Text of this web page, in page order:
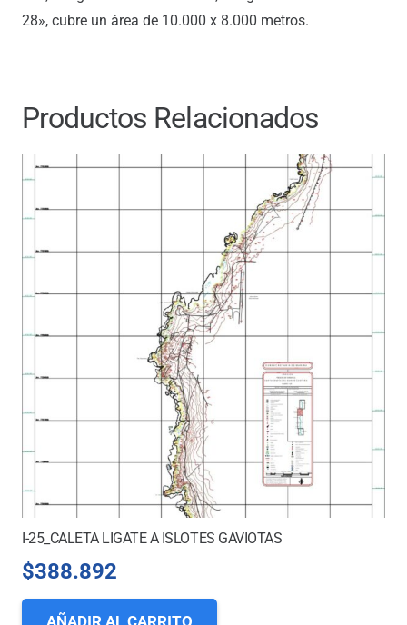
28», cubre un área de 10.000 x 8.000 metros.
Productos Relacionados
I-25_CALETA LIGATE A ISLOTES GAVIOTAS
$388.892
AÑADIR AL CARRITO